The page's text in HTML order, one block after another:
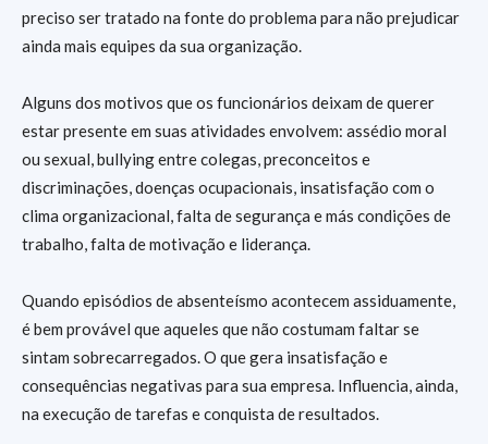
preciso ser tratado na fonte do problema para não prejudicar
ainda mais equipes da sua organização.
Alguns dos motivos que os funcionários deixam de querer
estar presente em suas atividades envolvem: assédio moral
ou sexual, bullying entre colegas, preconceitos e
discriminações, doenças ocupacionais, insatisfação com o
clima organizacional, falta de segurança e más condições de
trabalho, falta de motivação e liderança.
Quando episódios de absenteísmo acontecem assiduamente,
é bem provável que aqueles que não costumam faltar se
sintam sobrecarregados. O que gera insatisfação e
consequências negativas para sua empresa. Influencia, ainda,
na execução de tarefas e conquista de resultados.